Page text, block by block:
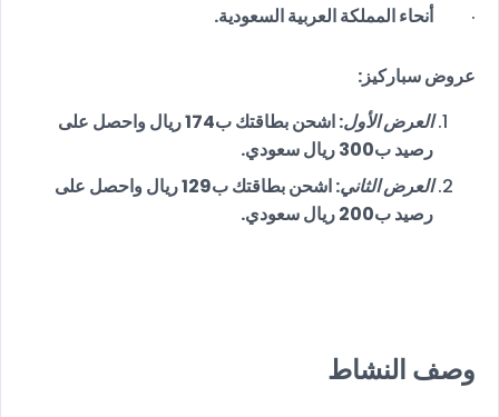
أنحاء المملكة العربية السعودية.
.
عروض سباركيز:
العرض الأول
: اشحن بطاقتك ب174 ريال واحصل على
رصيد ب300 ريال سعودي.
العرض الثاني
: اشحن بطاقتك ب129 ريال واحصل على
رصيد ب200 ريال سعودي.
وصف النشاط